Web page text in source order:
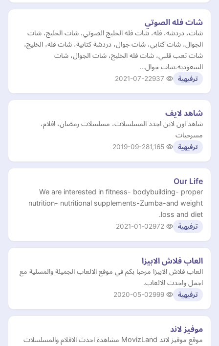
شات فله الصوتي
شات، دردشه، فله، شات فله الخليج الصوتي، شات الخليج، شات
الجوال، شات كتابي، شات جوال، دردشة كتابية، شات فله، الخليج،
شات تعب قلبي، شات فله الخليج، شات الجوال، شات
السعوديه،شات جوال…
ترفيهية 2021-07-22
شاهد لايف
شاهد اون لاين اجدد المسلسلات، مسلسلات رمضان، افلام،
مسرحيات
ترفيهية 2019-09-28
Our Life
We are interested in fitness- bodybuilding- proper
nutrition- nutritional supplements-Zumba-and weight
loss and diet.
ترفيهية 2021-01-02
العاب فلاش الابيزا
العاب فلاش الابيزا مرحبا بكم في موقع الالعاب الجميلة والمسلية مع
اجمل واحدث الالعاب.
ترفيهية 2020-05-02
موفيز لاند
موقع موفيز لاند MovizLand مشاهدة احدث الافلام والمسلسلات